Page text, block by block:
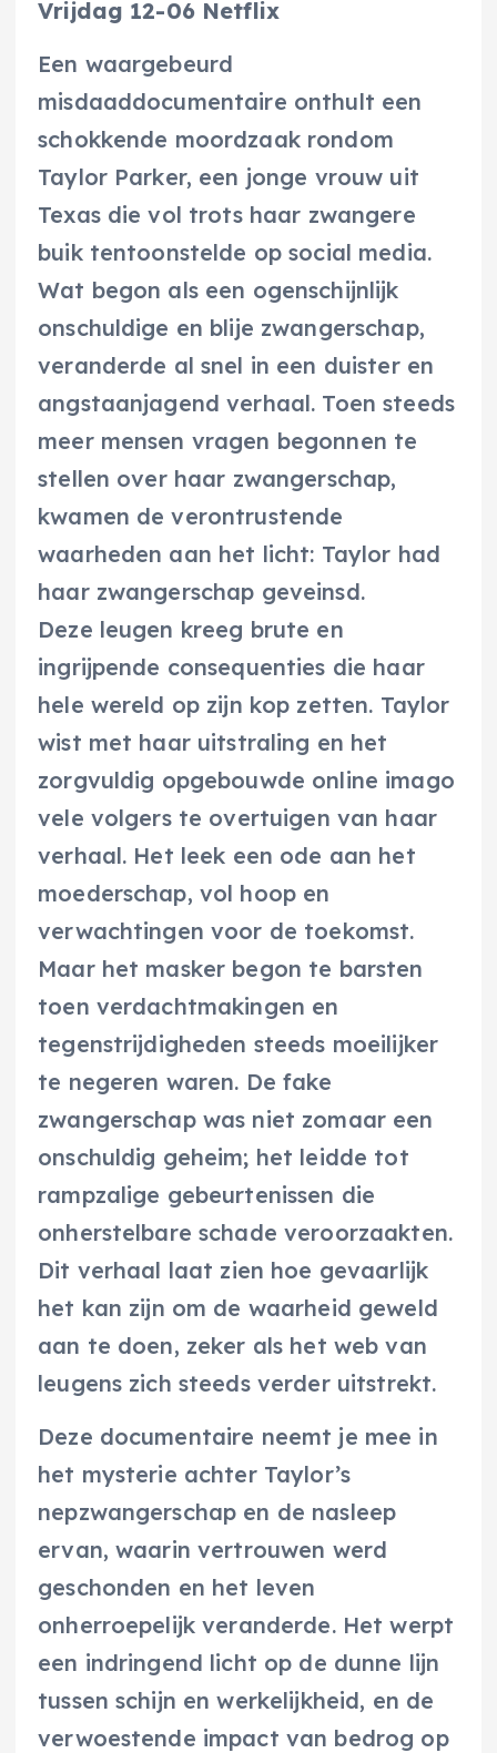
Vrijdag 12-06 Netflix
Een waargebeurd
misdaaddocumentaire onthult een
schokkende moordzaak rondom
Taylor Parker, een jonge vrouw uit
Texas die vol trots haar zwangere
buik tentoonstelde op social media.
Wat begon als een ogenschijnlijk
onschuldige en blije zwangerschap,
veranderde al snel in een duister en
angstaanjagend verhaal. Toen steeds
meer mensen vragen begonnen te
stellen over haar zwangerschap,
kwamen de verontrustende
waarheden aan het licht: Taylor had
haar zwangerschap geveinsd.
Deze leugen kreeg brute en
ingrijpende consequenties die haar
hele wereld op zijn kop zetten. Taylor
wist met haar uitstraling en het
zorgvuldig opgebouwde online imago
vele volgers te overtuigen van haar
verhaal. Het leek een ode aan het
moederschap, vol hoop en
verwachtingen voor de toekomst.
Maar het masker begon te barsten
toen verdachtmakingen en
tegenstrijdigheden steeds moeilijker
te negeren waren. De fake
zwangerschap was niet zomaar een
onschuldig geheim; het leidde tot
rampzalige gebeurtenissen die
onherstelbare schade veroorzaakten.
Dit verhaal laat zien hoe gevaarlijk
het kan zijn om de waarheid geweld
aan te doen, zeker als het web van
leugens zich steeds verder uitstrekt.
Deze documentaire neemt je mee in
het mysterie achter Taylor’s
nepzwangerschap en de nasleep
ervan, waarin vertrouwen werd
geschonden en het leven
onherroepelijk veranderde. Het werpt
een indringend licht op de dunne lijn
tussen schijn en werkelijkheid, en de
verwoestende impact van bedrog op